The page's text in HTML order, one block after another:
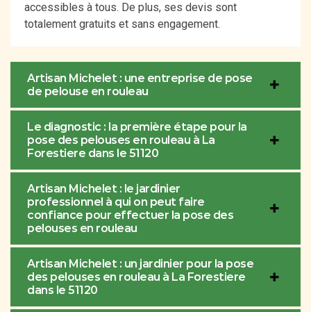
accessibles à tous. De plus, ses devis sont
totalement gratuits et sans engagement.
Artisan Michelet : une entreprise de pose
de pelouse en rouleau
Le diagnostic : la première étape pour la
pose des pelouses en rouleau à La
Forestiere dans le 51120
Artisan Michelet : le jardinier
professionnel à qui on peut faire
confiance pour effectuer la pose des
pelouses en rouleau
Artisan Michelet : un jardinier pour la pose
des pelouses en rouleau à La Forestiere
dans le 51120